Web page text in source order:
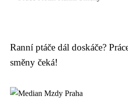
Ranní ptáče dál doskáče?
směny čeká!